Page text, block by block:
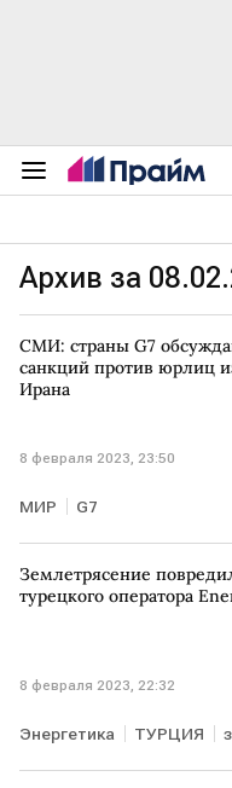
Архив за
СМИ: страны G7
санкций против юрлиц
Ирана
8 февраля 2023, 23:50
МИР G7
Землетрясение
турецкого оператора
8 февраля 2023, 22:32
Энергетика ТУРЦИЯ
энергообъекты